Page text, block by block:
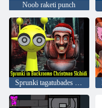
Noob raketi punch
Sprunki tagatubades Christmas Skibidi